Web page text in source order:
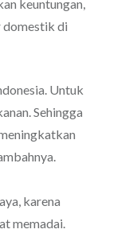
keuntungan,
domestik di
Untuk
Sehingga
karena
memadai.